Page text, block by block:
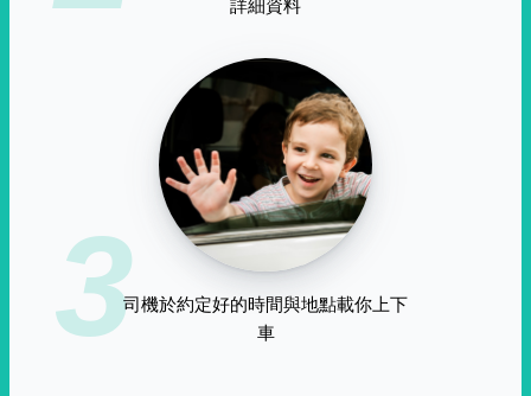
詳細資料
3司機於約定好的時間與地點載你上下
車